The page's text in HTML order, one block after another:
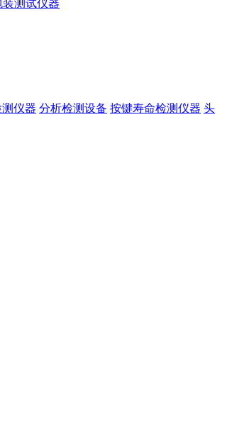
装测试仪器
仪器 分析检测设备 按键寿命检测仪器 头